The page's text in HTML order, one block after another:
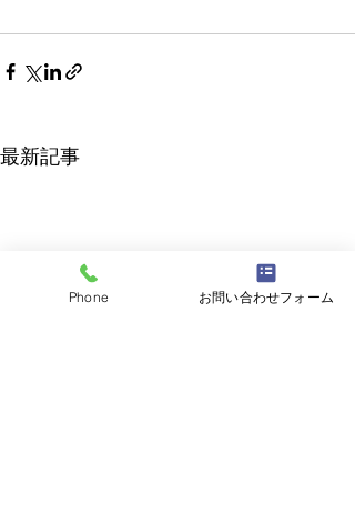
最新記事
Phone お問い合わせフォーム